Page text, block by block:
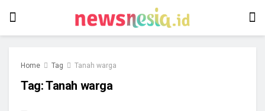
Home Tag Tanah warga
Tag:Tanah warga